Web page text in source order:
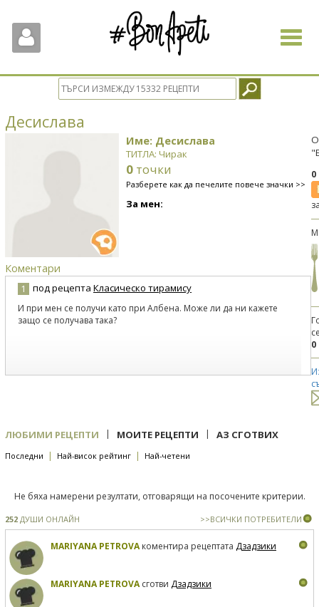
Toggle
Десислава
Име: Десислава
ТИТЛА: Чирак
0 точки
Разберете как да печелите повече значки >>
За мен:
Коментари
1 под рецепта Класическо тирамису
И при мен се получи като при Албена. Може ли да ни кажете
защо се получава така?
0
ЛЮБИМИ РЕЦЕПТИ | МОИТЕ РЕЦЕПТИ | АЗ СГОТВИХ
Последни | Най-висок рейтинг | Най-четени
Не бяха намерени резултати, отговарящи на посочените критерии.
252 ДУШИ ОНЛАЙН >>ВСИЧКИ ПОТРЕБИТЕЛИ
MARIYANA PETROVAкоментира рецептата Дзадзики
MARIYANA PETROVAсготви Дзадзики